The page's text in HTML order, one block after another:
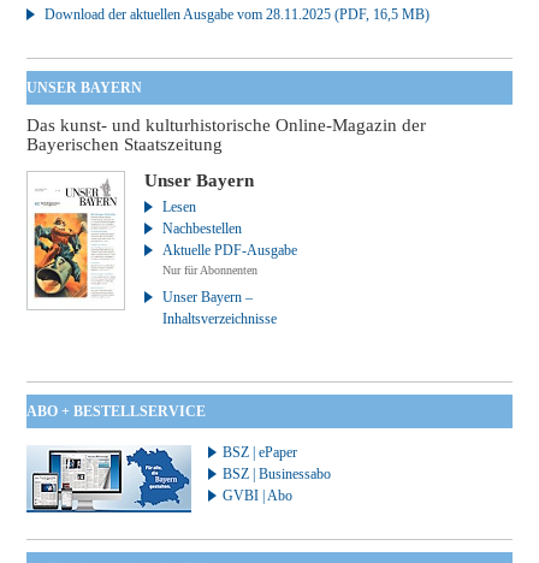
Download der aktuellen Ausgabe vom 28.11.2025 (PDF, 16,5 MB)
UNSER BAYERN
Das kunst- und kulturhistorische Online-Magazin der
Bayerischen Staatszeitung
Unser Bayern
Lesen
Nachbestellen
Aktuelle PDF-Ausgabe
Nur für Abonnenten
Unser Bayern –
Inhaltsverzeichnisse
ABO + BESTELLSERVICE
BSZ | ePaper
BSZ | Businessabo
GVBI | Abo